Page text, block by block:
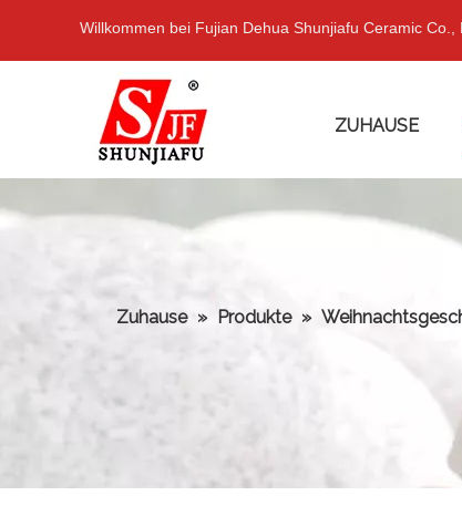
Willkommen bei Fujian Dehua Shunjiafu Ceramic Co.,
ZUHAUSE
Zuhause » Produkte »